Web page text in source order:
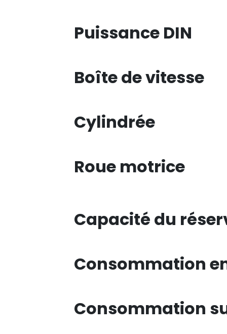
Puissance DIN
Boîte de vitesse
Cylindrée
Roue motrice
Capacité du
Consommation
Consommation